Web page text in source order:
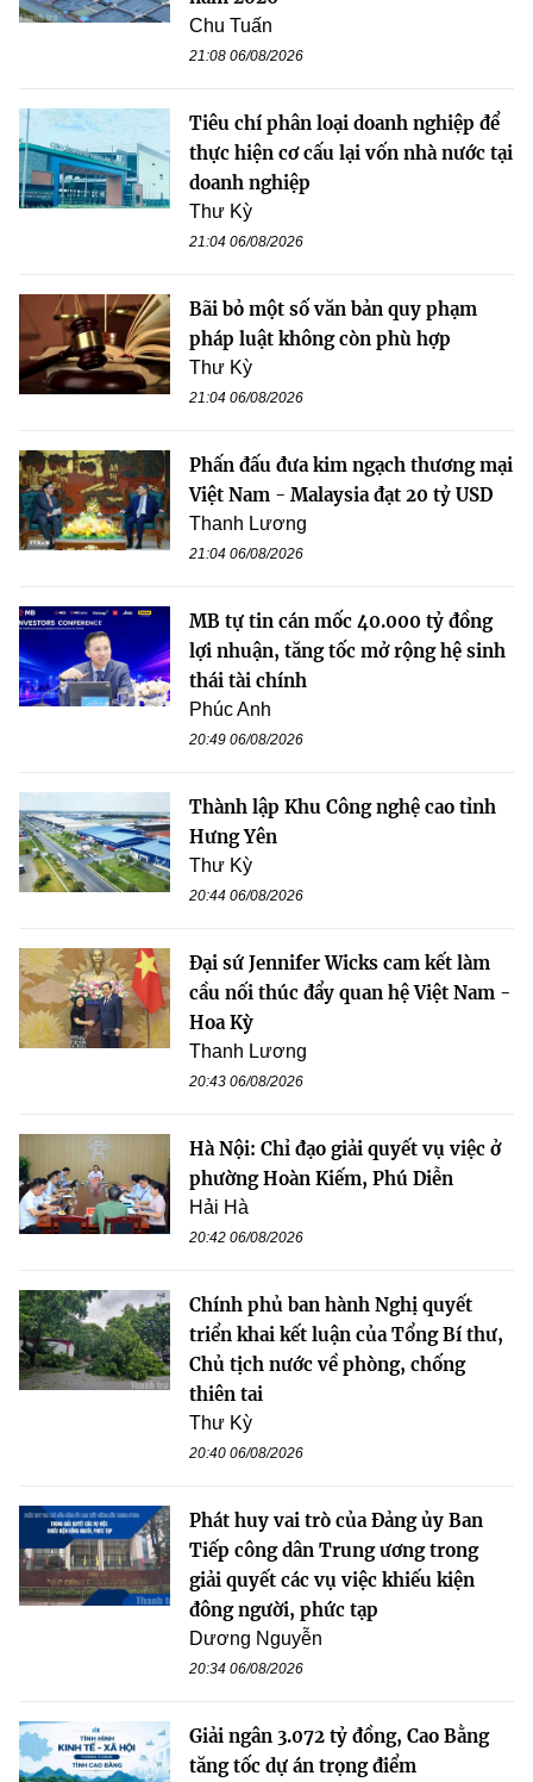
Chu Tuấn
21:08 06/08/2026
Tiêu chí phân loại doanh nghiệp để
thực hiện cơ cấu lại vốn nhà nước tại
doanh nghiệp
Thư Kỳ
21:04 06/08/2026
Bãi bỏ một số văn bản quy phạm
pháp luật không còn phù hợp
Thư Kỳ
21:04 06/08/2026
Phấn đấu đưa kim ngạch thương mại
Việt Nam - Malaysia đạt 20 tỷ USD
Thanh Lương
21:04 06/08/2026
MB tự tin cán mốc 40.000 tỷ đồng
lợi nhuận, tăng tốc mở rộng hệ sinh
thái tài chính
Phúc Anh
20:49 06/08/2026
Thành lập Khu Công nghệ cao tỉnh
Hưng Yên
Thư Kỳ
20:44 06/08/2026
Đại sứ Jennifer Wicks cam kết làm
cầu nối thúc đẩy quan hệ Việt Nam -
Hoa Kỳ
Thanh Lương
20:43 06/08/2026
Hà Nội: Chỉ đạo giải quyết vụ việc ở
phường Hoàn Kiếm, Phú Diễn
Hải Hà
20:42 06/08/2026
Chính phủ ban hành Nghị quyết
triển khai kết luận của Tổng Bí thư,
Chủ tịch nước về phòng, chống
thiên tai
Thư Kỳ
20:40 06/08/2026
Phát huy vai trò của Đảng ủy Ban
Tiếp công dân Trung ương trong
giải quyết các vụ việc khiếu kiện
đông người, phức tạp
Dương Nguyễn
20:34 06/08/2026
Giải ngân 3.072 tỷ đồng, Cao Bằng
tăng tốc dự án trọng điểm